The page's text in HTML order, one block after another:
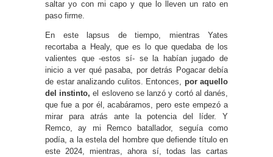
saltar yo con mi capo y que lo lleven un rato en
paso firme.
En este lapsus de tiempo, mientras Yates
recortaba a Healy, que es lo que quedaba de los
valientes que -estos sí- se la habían jugado de
inicio a ver qué pasaba, por detrás Pogacar debía
de estar analizando culitos. Entonces, por aquello
del instinto, el esloveno se lanzó y cortó al danés,
que fue a por él, acabáramos, pero este empezó a
mirar para atrás ante la potencia del líder. Y
Remco, ay mi Remco batallador, seguía como
podía, a la estela del hombre que defiende título en
este 2024, mientras, ahora sí, todas las cartas